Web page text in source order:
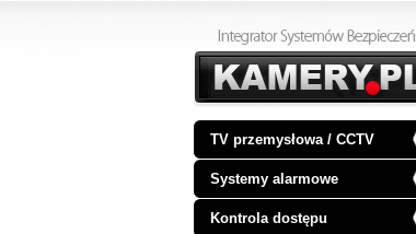
TV przemysłowa / CCTV
Systemy alarmowe
Kontrola dostępu